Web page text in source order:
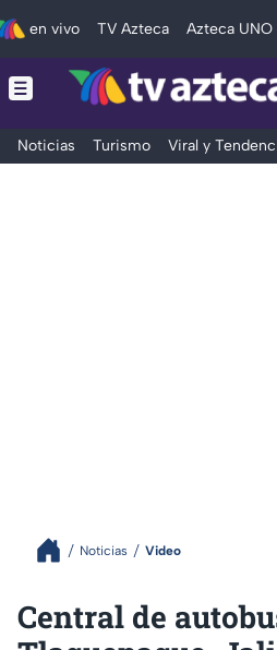
en vivo TV Azteca Azteca UNO
Noticias Turismo Viral y
Noticias Video
Central de